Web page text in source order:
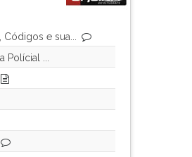
e sua...
...